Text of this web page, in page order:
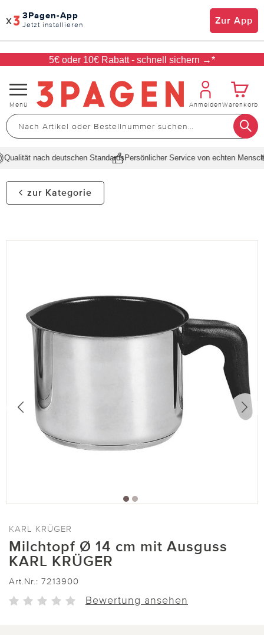
x 3Pagen-App
Jetzt installieren Zur App
5€ oder 10€ Rabatt - schnell sichern →*
Navigation
umschalten
Menü AnmeldenWarenkorb
Qualität nach deutschen StandardsPersönlicher Service von echten
zur Kategorie
KARL KRÜGER
Milchtopf Ø 14 cm mit Ausguss
KARL KRÜGER
Art.Nr.: 7213900
Bewertung ansehen